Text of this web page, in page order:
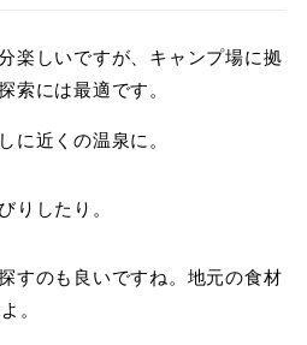
楽しいですが、キャンプ場に拠
索には最適です。
に近くの温泉に。
りしたり。
すのも良いですね。地元の食材
。